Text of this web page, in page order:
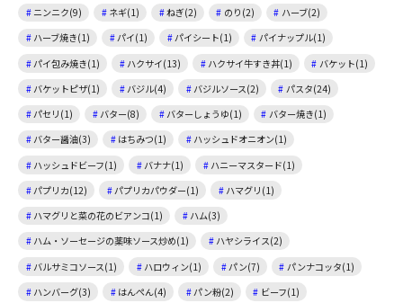
ニンニク(9)
ネギ(1) ねぎ(2) のり(2)
ハーブ(2)
ハーブ焼き(1)
パイ(1) パイシート(1)
パイナップル(1)
パイ包み焼き(1)
ハクサイ(13) ハクサイ牛すき丼(1)
バケット(1)
バケットピザ(1)
バジル(4) バジルソース(2)
パスタ(24)
パセリ(1)
バター(8) バターしょうゆ(1)
バター焼き(1)
バター醤油(3)
はちみつ(1)
ハッシュドオニオン(1)
ハッシュドビーフ(1)
バナナ(1)
ハニーマスタード(1)
パプリカ(12)
パプリカパウダー(1)
ハマグリ(1)
ハマグリと菜の花のビアンコ(1)
ハム(3)
ハム・ソーセージの薬味ソース炒め(1)
ハヤシライス(2)
バルサミコソース(1)
ハロウィン(1) パン(7)
パンナコッタ(1)
ハンバーグ(3)
はんぺん(4) パン粉(2)
ビーフ(1)